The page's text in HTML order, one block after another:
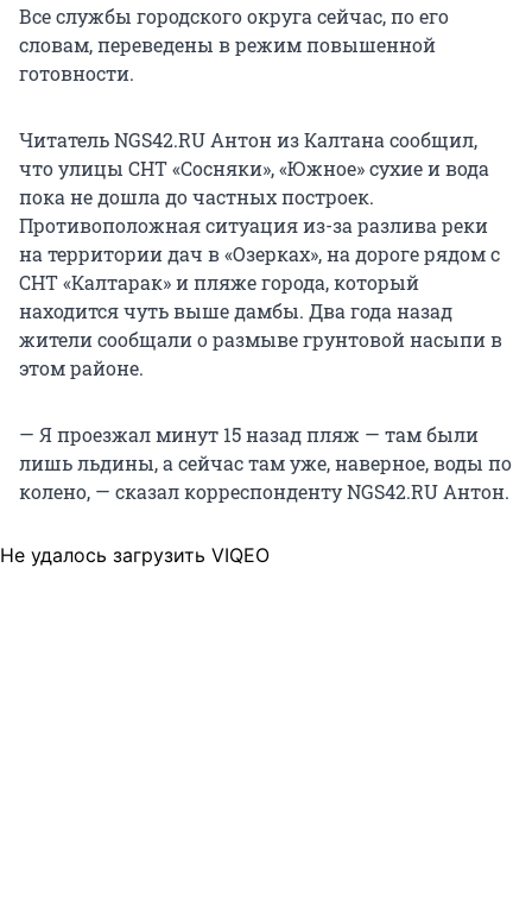
Все службы городского округа сейчас, по его
словам, переведены в режим повышенной
готовности.
Читатель NGS42.RU Антон из Калтана сообщил,
что улицы СНТ «Сосняки», «Южное» сухие и вода
пока не дошла до частных построек.
Противоположная ситуация из-за разлива реки
на территории дач в «Озерках», на дороге рядом с
СНТ «Калтарак» и пляже города, который
находится чуть выше дамбы. Два года назад
жители сообщали о размыве грунтовой насыпи в
этом районе.
— Я проезжал минут 15 назад пляж — там были
лишь льдины, а сейчас там уже, наверное, воды по
колено, — сказал корреспонденту NGS42.RU Антон.
Не удалось загрузить VIQEO